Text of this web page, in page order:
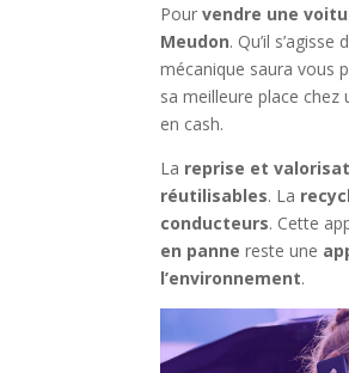
Pourvendre une
Meudon. Qu’il
mécanique saura vous
sa meilleure place
en cash.
La reprise et
réutilisables. La
conducteurs. Cette
en panne reste une
l’environnement.